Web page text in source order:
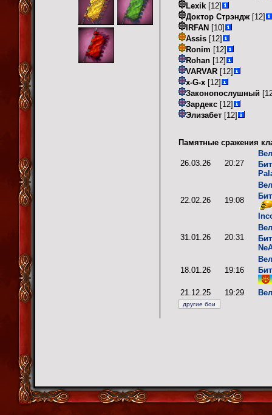
Lexik [12]
Доктор Стрэндж [12]
IRFAN [10]
Assis [12]
Ronim [12]
Rohan [12]
VARVAR [12]
x-G-x [12]
Законопослушный
Зардекс [12]
Элизабет [12]
Памятные сражения
26.03.26 20:27
22.02.26 19:08
31.01.26 20:31
18.01.26 19:16
21.12.25 19:29